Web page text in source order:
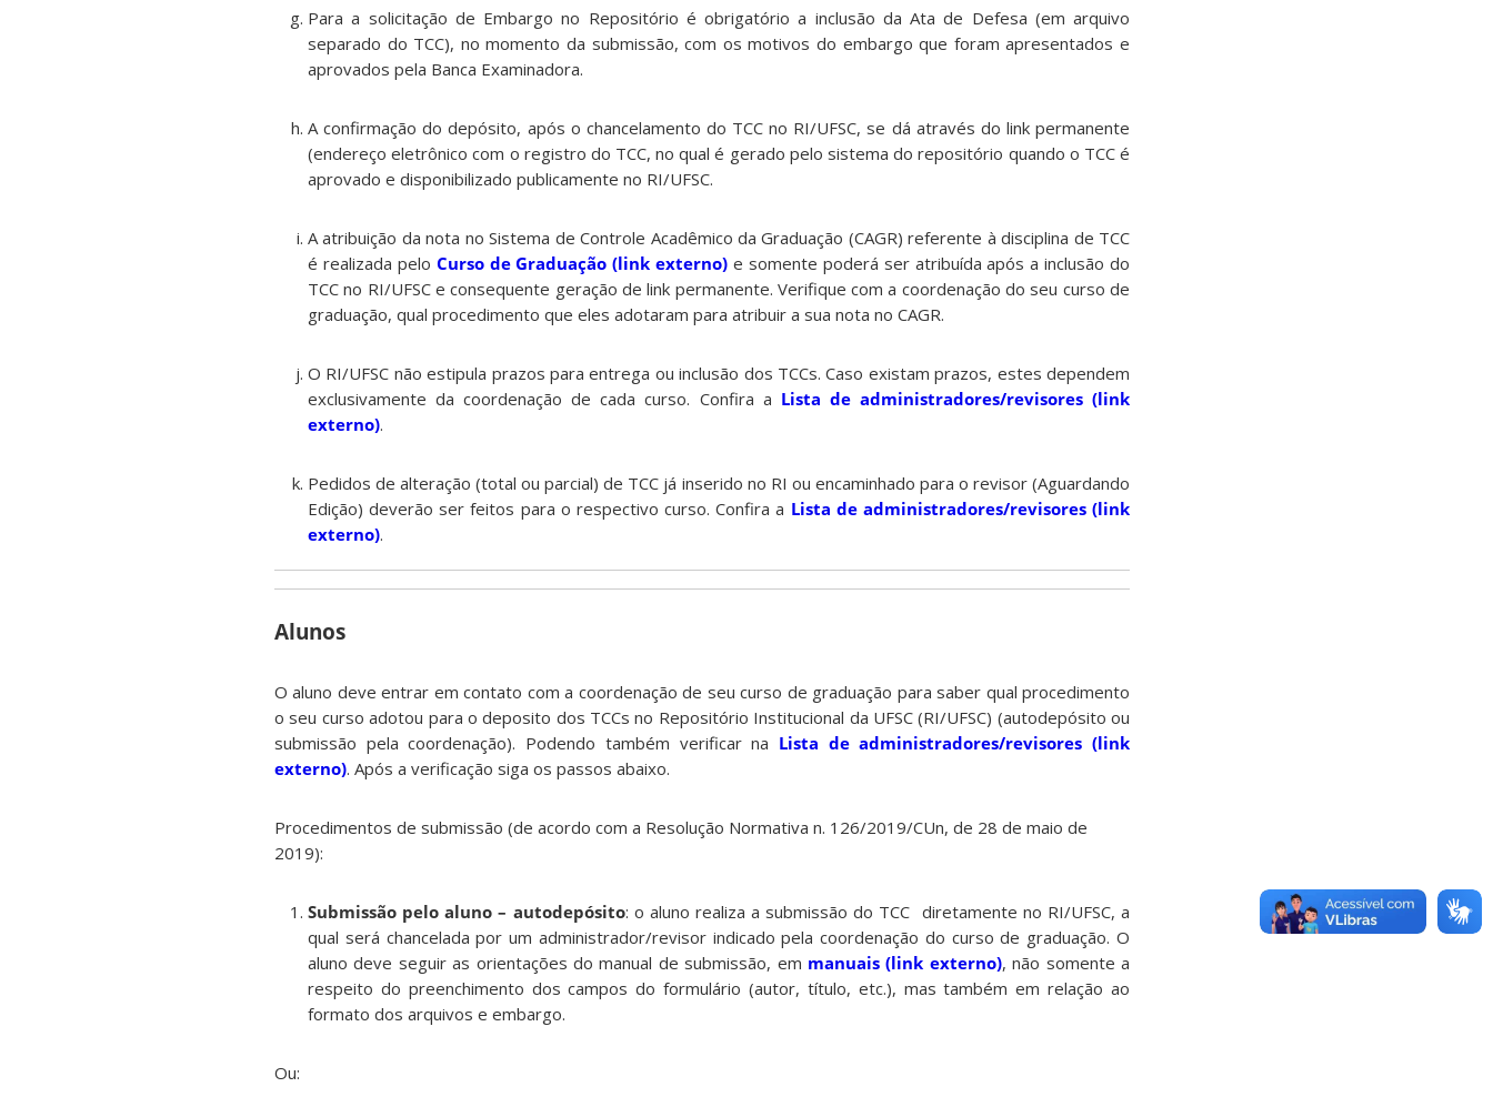
Para a solicitação de Embargo no Repositório é obrigatório a inclusão da Ata de Defesa (em arquivo
separado do TCC), no momento da submissão, com os motivos do embargo que foram apresentados e
aprovados pela Banca Examinadora.
A confirmação do depósito, após o chancelamento do TCC no RI/UFSC, se dá através do link permanente
(endereço eletrônico com o registro do TCC, no qual é gerado pelo sistema do repositório quando o TCC é
aprovado e disponibilizado publicamente no RI/UFSC.
A atribuição da nota no Sistema de Controle Acadêmico da Graduação (CAGR) referente à disciplina de TCC
é realizada pelo Curso de Graduação (link externo) e somente poderá ser atribuída após a inclusão do
TCC no RI/UFSC e consequente geração de link permanente. Verifique com a coordenação do seu curso de
graduação, qual procedimento que eles adotaram para atribuir a sua nota no CAGR.
O RI/UFSC não estipula prazos para entrega ou inclusão dos TCCs. Caso existam prazos, estes dependem
exclusivamente da coordenação de cada curso. Confira a Lista de administradores/revisores (link
externo).
Pedidos de alteração (total ou parcial) de TCC já inserido no RI ou encaminhado para o revisor (Aguardando
Edição) deverão ser feitos para o respectivo curso. Confira a Lista de administradores/revisores (link
externo).
Alunos
O aluno deve entrar em contato com a coordenação de seu curso de graduação para saber qual procedimento
o seu curso adotou para o deposito dos TCCs no Repositório Institucional da UFSC (RI/UFSC) (autodepósito ou
submissão pela coordenação). Podendo também verificar na Lista de administradores/revisores (link
externo). Após a verificação siga os passos abaixo.
Procedimentos de submissão (de acordo com a Resolução Normativa n. 126/2019/CUn, de 28 de maio de
2019):
Submissão pelo aluno – autodepósito: o aluno realiza a submissão do TCC diretamente no RI/UFSC, a
qual será chancelada por um administrador/revisor indicado pela coordenação do curso de graduação. O
aluno deve seguir as orientações do manual de submissão, em manuais (link externo), não somente a
respeito do preenchimento dos campos do formulário (autor, título, etc.), mas também em relação ao
formato dos arquivos e embargo.
Ou: